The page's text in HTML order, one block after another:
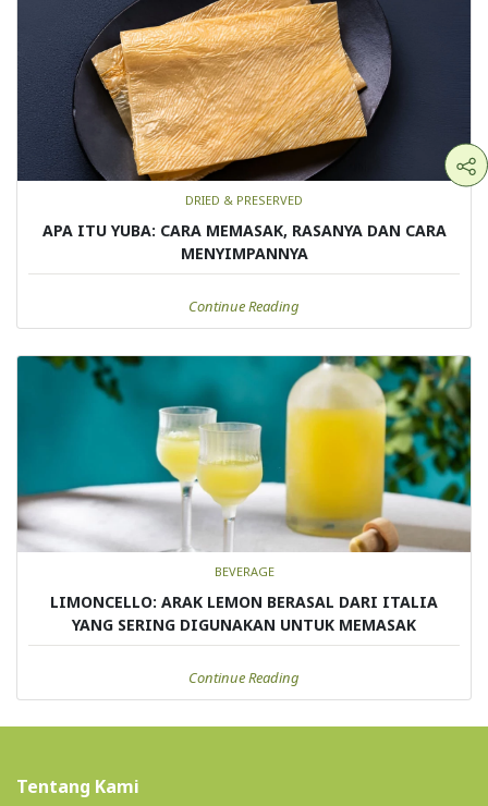
DRIED & PRESERVED
APA ITU YUBA: CARA MEMASAK, RASANYA DAN CARA
MENYIMPANNYA
Continue Reading
BEVERAGE
LIMONCELLO: ARAK LEMON BERASAL DARI ITALIA
YANG SERING DIGUNAKAN UNTUK MEMASAK
Continue Reading
Tentang Kami